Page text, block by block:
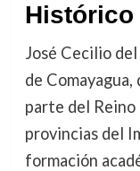
Histórico
José Cecilio
de
parte del Reino
provincias del
formación